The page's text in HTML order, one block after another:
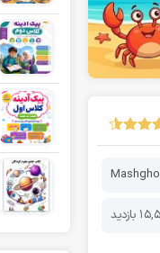
بازدید